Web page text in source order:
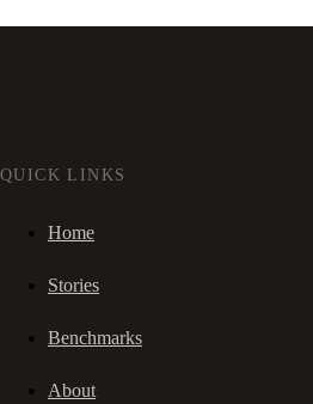
QUICK LINKS
Home
Stories
Benchmarks
About